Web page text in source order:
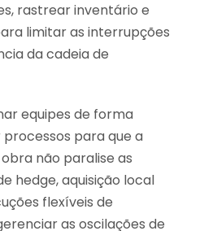
rastrear inventário e
limitar as interrupções
da cadeia de
equipes de forma
para que a
não paralise as
hedge, aquisição local
flexíveis de
as oscilações de